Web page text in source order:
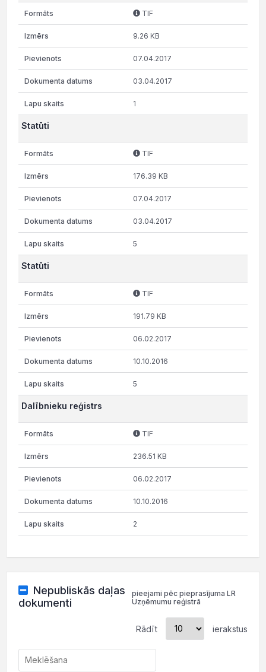
TIF
9.26 KB
07.04.2017
03.04.2017
1
Statūti
TIF
176.39 KB
07.04.2017
03.04.2017
5
Statūti
TIF
191.79 KB
06.02.2017
10.10.2016
5
Dalībnieku reģistrs
TIF
236.51 KB
06.02.2017
10.10.2016
2
Nepubliskās daļas
dokumenti
pieejami pēc pieprasījuma LR
Uzņēmumu reģistrā
Rādīt ierakstus